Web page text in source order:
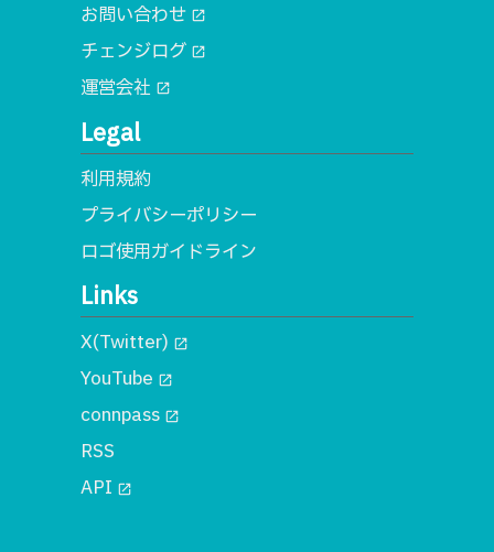
お問い合わせ open_in_new
チェンジログ open_in_new
運営会社 open_in_new
Legal
利用規約
プライバシーポリシー
ロゴ使用ガイドライン
Links
X(Twitter) open_in_new
YouTube open_in_new
connpass open_in_new
RSS
API open_in_new